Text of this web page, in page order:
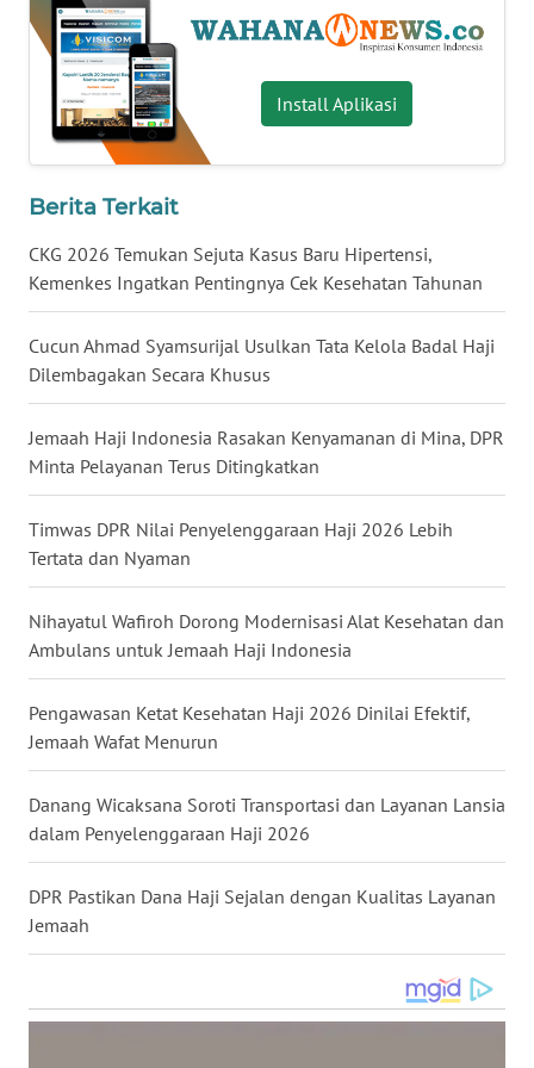
Install Aplikasi
Berita Terkait
CKG 2026 Temukan Sejuta Kasus Baru Hipertensi,
Kemenkes Ingatkan Pentingnya Cek Kesehatan Tahunan
Cucun Ahmad Syamsurijal Usulkan Tata Kelola Badal Haji
Dilembagakan Secara Khusus
Jemaah Haji Indonesia Rasakan Kenyamanan di Mina, DPR
Minta Pelayanan Terus Ditingkatkan
Timwas DPR Nilai Penyelenggaraan Haji 2026 Lebih
Tertata dan Nyaman
Nihayatul Wafiroh Dorong Modernisasi Alat Kesehatan dan
Ambulans untuk Jemaah Haji Indonesia
Pengawasan Ketat Kesehatan Haji 2026 Dinilai Efektif,
Jemaah Wafat Menurun
Danang Wicaksana Soroti Transportasi dan Layanan Lansia
dalam Penyelenggaraan Haji 2026
DPR Pastikan Dana Haji Sejalan dengan Kualitas Layanan
Jemaah
WN
BABEL
WN
SUMBAR
WN
WN
WN
JATENG
WN
NUSANTARA
WN
JOGJA
WN
JATIM
WN
WN
WN